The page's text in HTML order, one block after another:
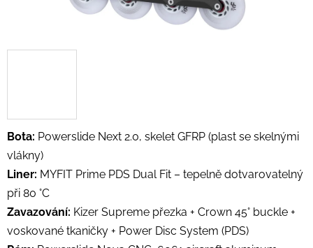
Bota: Powerslide Next 2.0, skelet GFRP (plast se skelnými
vlákny)
Liner: MYFIT Prime PDS Dual Fit – tepelně dotvarovatelný
při 80 °C
Zavazování: Kizer Supreme přezka + Crown 45° buckle +
voskované tkaničky + Power Disc System (PDS)